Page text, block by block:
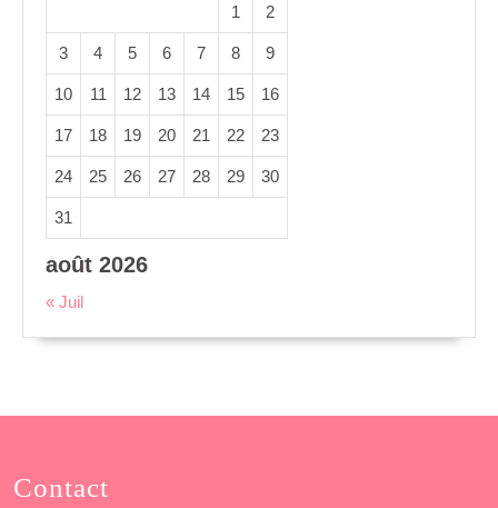
août 2026
1 2
3 4 5 6 7 8 9
10 11 12 13 14 15 16
17 18 19 20 21 22 23
24 25 26 27 28 29 30
31
« Juil
Contact